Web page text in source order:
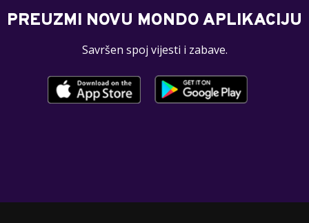
PREUZMI NOVU MONDO APLIKACIJU
Savršen spoj vijesti i zabave.